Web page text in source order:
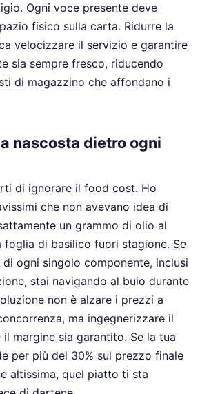
Ogni voce presente deve
fisico sulla carta. Ridurre la
velocizzare il servizio e garantire
sia sempre fresco, riducendo
di magazzino che affondano i
nascosta dietro ogni
di ignorare il food cost. Ho
che non avevano idea di
un grammo di olio al
di basilico fuori stagione. Se
ogni singolo componente, inclusi
stai navigando al buio durante
non è alzare i prezzi a
ma ingegnerizzare il
margine sia garantito. Se la tua
per più del 30% sul prezzo finale
altissima, quel piatto ti sta